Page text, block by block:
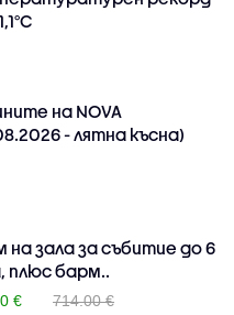
на NOVA
- лятна късна)
на зала за събитие до 6
плюс барм..
€ 714.00 €